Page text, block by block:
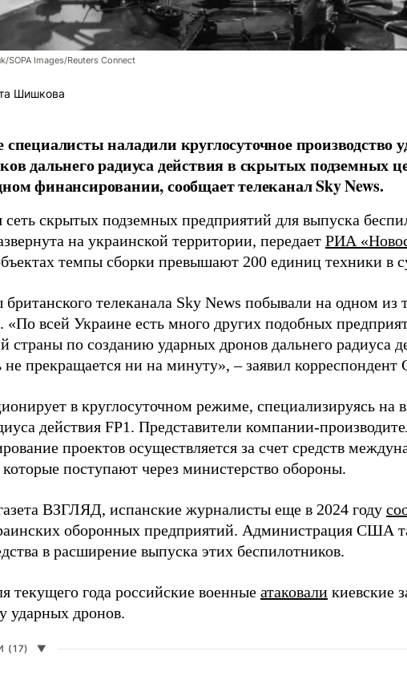
SOPA Images/Reuters Connect
Шишкова
наладили круглосуточное производство
дальнего радиуса действия в скрытых подземных
финансировании, сообщает телеканал Sky News.
скрытых подземных предприятий для выпуска
на украинской территории, передает РИА
темпы сборки превышают 200 единиц техники в
телеканала Sky News побывали на одном из
«По всей Украине есть много других подобных
страны по созданию ударных дронов дальнего радиуса
не прекращается ни на минуту», – заявил
в круглосуточном режиме, специализируясь на
действия FP1. Представители компании-
проектов осуществляется за счет средств
поступают через министерство обороны.
ВЗГЛЯД, испанские журналисты еще в 2024 году
оборонных предприятий. Администрация США
в расширение выпуска этих беспилотников.
текущего года российские военные атаковали киевские
ударных дронов.
(17) ▼